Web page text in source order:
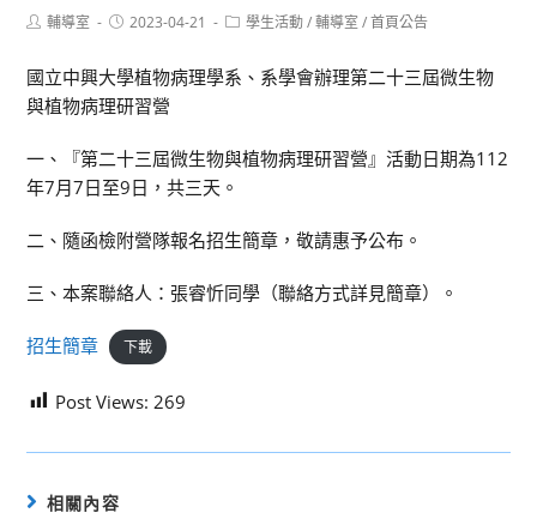
Post輔導室
Post2023-04-21
Post學生活動 / 輔導室 / 首頁公告
國立中興大學植物病理學系、系學會辦理第二十三屆微生物
與植物病理研習營
一、『第二十三屆微生物與植物病理研習營』活動日期為112
年7月7日至9日，共三天。
二、隨函檢附營隊報名招生簡章，敬請惠予公布。
三、本案聯絡人：張睿忻同學（聯絡方式詳見簡章）。
招生簡章 下載
Post Views: 269
相關內容